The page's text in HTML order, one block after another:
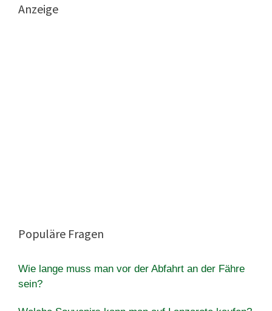
Anzeige
Populäre Fragen
Wie lange muss man vor der Abfahrt an der Fähre
sein?